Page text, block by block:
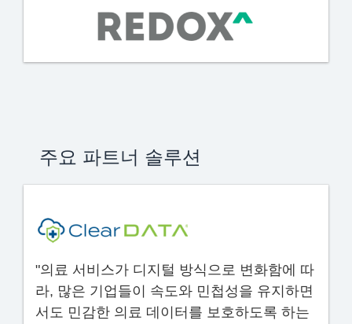
주요 파트너 솔루션
"의료 서비스가 디지털 방식으로 변화함에 따
라, 많은 기업들이 속도와 민첩성을 유지하면
서도 민감한 의료 데이터를 보호하도록 하는